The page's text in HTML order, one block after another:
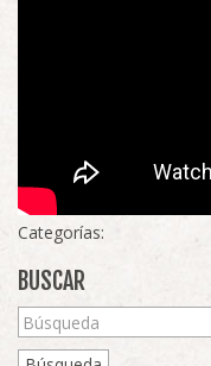
Categorías:
BUSCAR